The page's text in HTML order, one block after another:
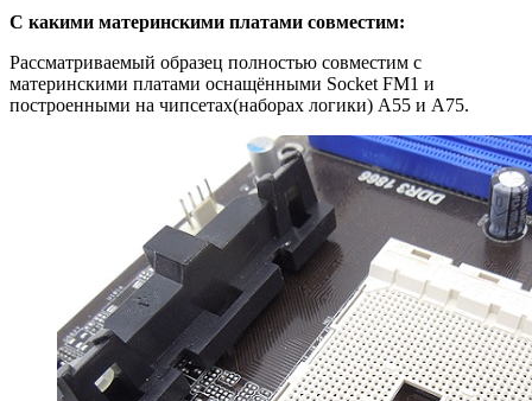
С какими материнскими платами совместим:
Рассматриваемый образец полностью совместим с
материнскими платами оснащёнными Socket FM1 и
построенными на чипсетах(наборах логики) A55 и A75.